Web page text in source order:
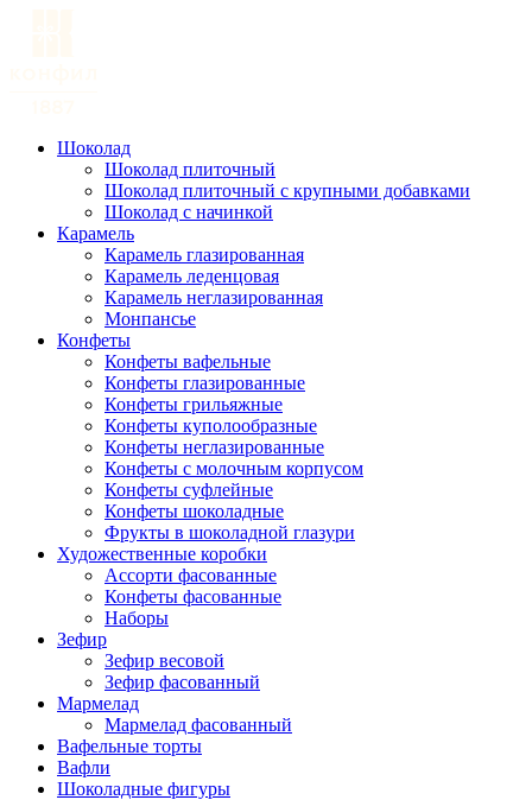
Шоколад
Шоколад плиточный
Шоколад плиточный с крупными добавками
Шоколад с начинкой
Карамель
Карамель глазированная
Карамель леденцовая
Карамель неглазированная
Монпансье
Конфеты
Конфеты вафельные
Конфеты глазированные
Конфеты грильяжные
Конфеты куполообразные
Конфеты неглазированные
Конфеты с молочным корпусом
Конфеты суфлейные
Конфеты шоколадные
Фрукты в шоколадной глазури
Художественные коробки
Ассорти фасованные
Конфеты фасованные
Наборы
Зефир
Зефир весовой
Зефир фасованный
Мармелад
Мармелад фасованный
Вафельные торты
Вафли
Шоколадные фигуры